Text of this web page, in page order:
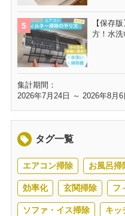
【保存
方！水洗
集計期間：
2026年7月24日 ～ 2026年8月6
タグ一覧
エアコン掃除 お風呂掃
効率化 玄関掃除 フ
ソファ・イス掃除 キッ